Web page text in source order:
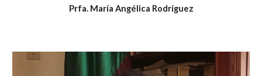
Prfa. María Angélica Rodríguez